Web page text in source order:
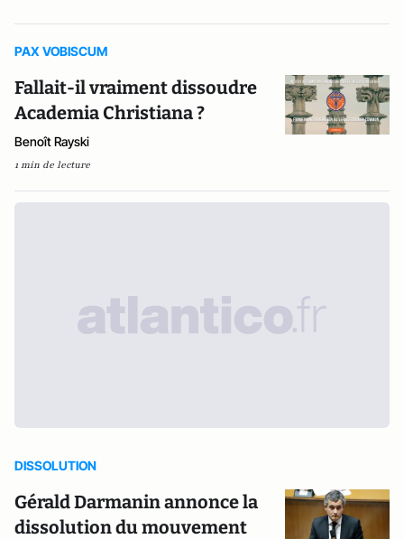
PAX VOBISCUM
Fallait-il vraiment dissoudre
Academia Christiana ?
Benoît Rayski
1 min de lecture
DISSOLUTION
Gérald Darmanin annonce la
dissolution du mouvement